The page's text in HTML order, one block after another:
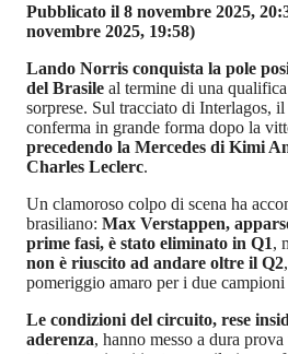
Pubblicato il 8 novembre 2025,
novembre 2025, 19:58)
Lando Norris conquista la pole
del Brasile al termine di una
sorprese. Sul tracciato di Interlagos,
conferma in grande forma dopo la
precedendo la Mercedes di Kimi
Charles Leclerc.
Un clamoroso colpo di scena ha
brasiliano: Max Verstappen,
prime fasi, è stato eliminato in Q1,
non è riuscito ad andare oltre il Q2
pomeriggio amaro per i due
Le condizioni del circuito, rese
aderenza, hanno messo a dura